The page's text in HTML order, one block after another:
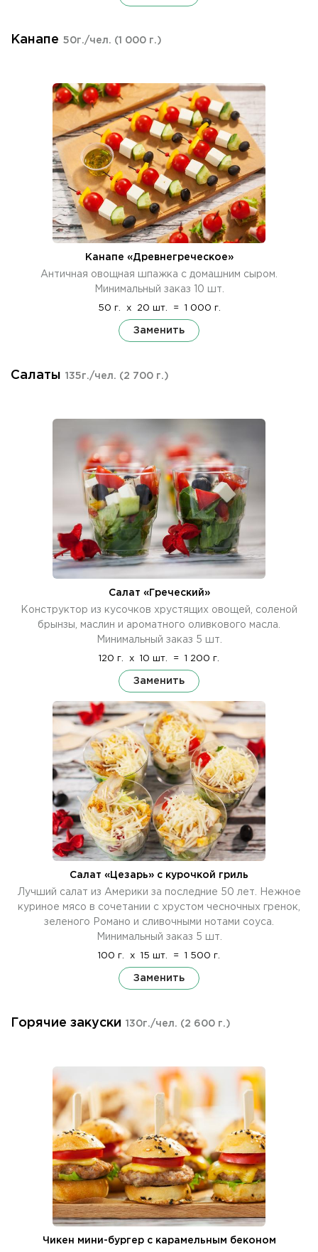
Канапе 50г./чел. (1 000 г.)
Канапе «Древнегреческое»
Античная овощная шпажка с домашним сыром.
Минимальный заказ 10 шт.
50 г. x 20 шт. = 1 000 г.
Заменить
Салаты 135г./чел. (2 700 г.)
Салат «Греческий»
Конструктор из кусочков хрустящих овощей, соленой
брынзы, маслин и ароматного оливкового масла.
Минимальный заказ 5 шт.
120 г. x 10 шт. = 1 200 г.
Заменить
Салат «Цезарь» с курочкой гриль
Лучший салат из Америки за последние 50 лет. Нежное
куриное мясо в сочетании с хрустом чесночных гренок,
зеленого Романо и сливочными нотами соуса.
Минимальный заказ 5 шт.
100 г. x 15 шт. = 1 500 г.
Заменить
Горячие закуски 130г./чел. (2 600 г.)
Чикен мини-бургер с карамельным беконом